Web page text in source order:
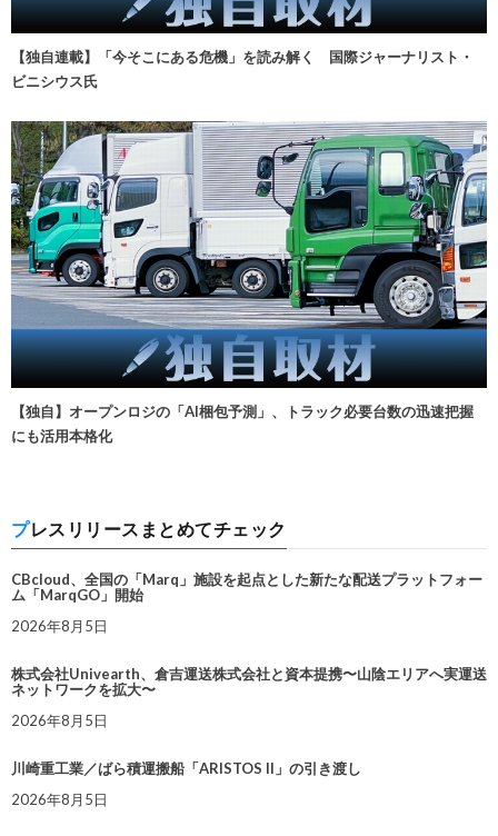
【独自連載】「今そこにある危機」を読み解く 国際ジャーナリスト・
ビニシウス氏
【独自】オープンロジの「AI梱包予測」、トラック必要台数の迅速把握
にも活用本格化
プレスリリースまとめてチェック
CBcloud、全国の「Marq」施設を起点とした新たな配送プラットフォー
ム「MarqGO」開始
2026年8月5日
株式会社Univearth、倉吉運送株式会社と資本提携〜山陰エリアへ実運送
ネットワークを拡大〜
2026年8月5日
川崎重工業／ばら積運搬船「ARISTOS II」の引き渡し
2026年8月5日